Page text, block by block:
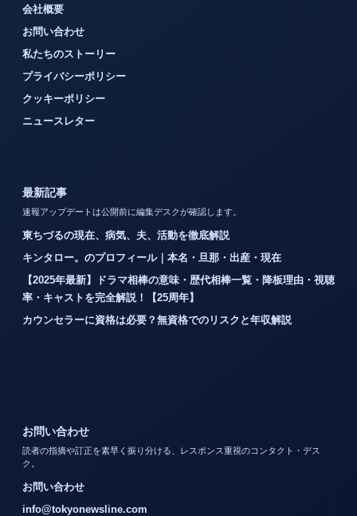
会社概要
お問い合わせ
私たちのストーリー
プライバシーポリシー
クッキーポリシー
ニュースレター
最新記事
速報アップデートは公開前に編集デスクが確認します。
東ちづるの現在、病気、夫、活動を徹底解説
キンタロー。のプロフィール｜本名・旦那・出産・現在
【2025年最新】ドラマ相棒の意味・歴代相棒一覧・降板理由・視聴
率・キャストを完全解説！【25周年】
カウンセラーに資格は必要？無資格でのリスクと年収解説
お問い合わせ
読者の指摘や訂正を素早く振り分ける、レスポンス重視のコンタクト・デス
ク。
お問い合わせ
info@tokyonewsline.com